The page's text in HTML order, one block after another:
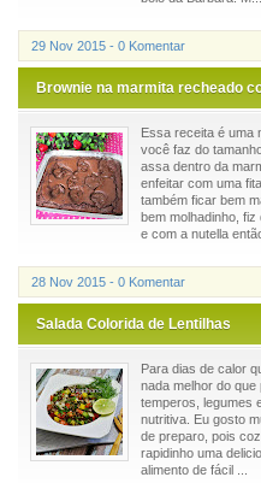
29 Nov 2015 - 0 Komentar
Brownie na marmita recheado
Essa receita é uma
você faz do
assa dentro da
enfeitar com uma
também ficar bem
bem molhadinho, fiz
e com a nutella
28 Nov 2015 - 0 Komentar
Salada Colorida de Lentilhas
Para dias de calor
nada melhor do
temperos, legumes
nutritiva. Eu gosto
de preparo, pois
rapidinho uma
alimento de fácil ...